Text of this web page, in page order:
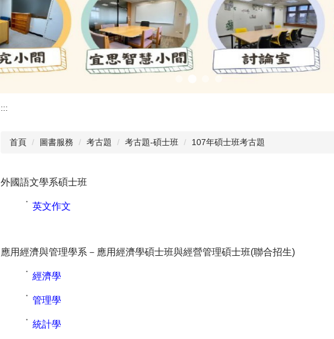
:::
首頁 圖書服務 考古題 考古題-碩士班 107年碩士班考古題
外國語文學系碩士班
˙ 英文作文
應用經濟與管理學系－應用經濟學碩士班與經營管理碩士班(聯合招生)
˙ 經濟學
˙ 管理學
˙ 統計學